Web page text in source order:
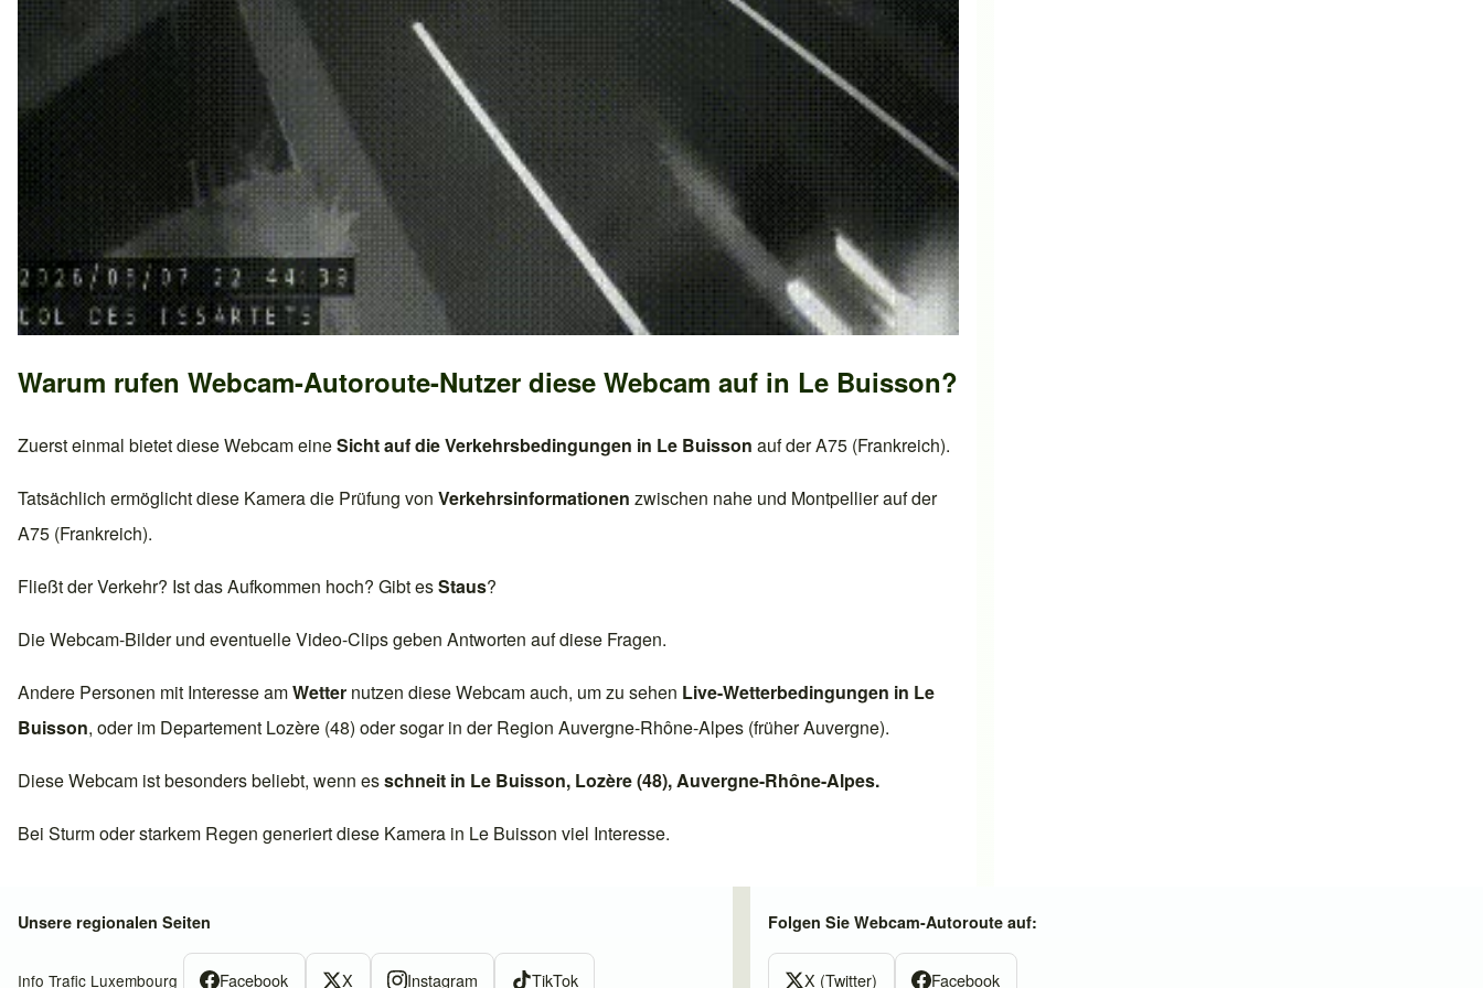
Warum rufen Webcam-Autoroute-Nutzer diese Webcam auf in Le Buisson?
Zuerst einmal bietet diese Webcam eineSicht auf die Verkehrsbedingungen in Le Buisson auf derA75 (Frankreich).
Tatsächlich ermöglicht diese Kamera die Prüfung von Verkehrsinformationen zwischen nahe und Montpellierauf der
A75 (Frankreich).
Fließt der Verkehr? Ist das Aufkommen hoch? Gibt esStaus?
Die Webcam-Bilder und eventuelle Video-Clips geben Antworten auf diese Fragen.
Andere Personen mit Interesse amWetter nutzen diese Webcam auch, um zu sehen Live-Wetterbedingungen in Le
Buisson, oder im Departement Lozère (48) oder sogar in der Region Auvergne-Rhône-Alpes (früherAuvergne).
Diese Webcam ist besonders beliebt, wenn esschneit in Le Buisson, Lozère (48),Auvergne-Rhône-Alpes.
Bei Sturm oder starkem Regen generiert diese Kamera in Le Buisson viel Interesse.
Unsere regionalen Seiten
Info Trafic Luxembourg Facebook X Instagram TikTok
Folgen Sie Webcam-Autoroute auf:
X (Twitter) Facebook